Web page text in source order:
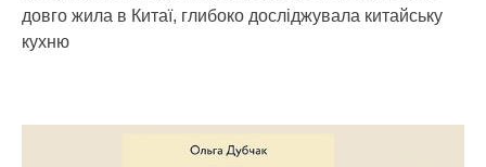
довго жила в Китаї, глибоко досліджувала китайську
кухню